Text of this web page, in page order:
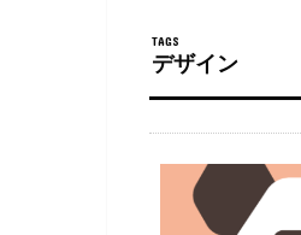
デザイン